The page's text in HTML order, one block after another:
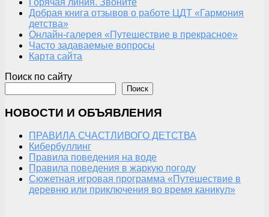
Горячая линия. Звоните
Добрая книга отзывов о работе ЦДТ «Гармония
детства»
Онлайн-галерея «Путешествие в прекрасное»
Часто задаваемые вопросы
Карта сайта
Поиск по сайту
Поиск
НОВОСТИ И ОБЪЯВЛЕНИЯ
ПРАВИЛА СЧАСТЛИВОГО ДЕТСТВА
Кибербуллинг
Правила поведения на воде
Правила поведения в жаркую погоду
Сюжетная игровая программа «Путешествие в
деревню или приключения во время каникул»